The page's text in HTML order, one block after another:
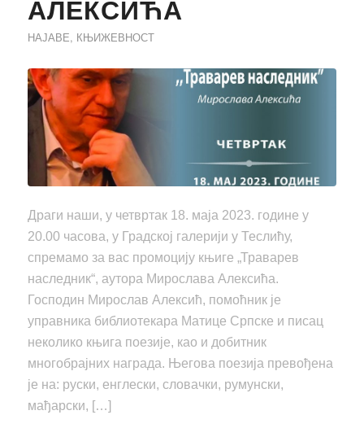
АЛЕКСИЋА
НАЈАВЕ, КЊИЖЕВНОСТ
Драги наши, у четвртак 18. маја 2023. године у
20.00 часова, у Градској галерији у Теслићу,
спремамо за вас промоцију књиге „Траварев
наследник“, аутора Мирослава Алексића.
Господин Мирослав Алексић, помоћник је
управника библиотекара Матице Српске и писац
неколико књига поезије, као и добитник
многобрајних награда. Његова поезија превођена
је на: руски, енглески, словачки, румунски,
мађарски, […]